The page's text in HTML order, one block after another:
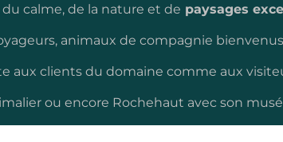
calme, de la nature et de paysages
animaux de compagnie
aux clients du domaine comme aux
ou encore Rochehaut avec son
activités nature et